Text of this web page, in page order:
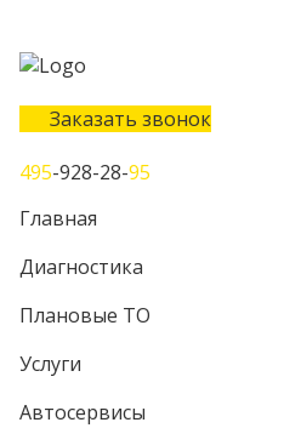
Заказать звонок
495-928-28-95
Главная
Диагностика
Плановые ТО
Услуги
Автосервисы